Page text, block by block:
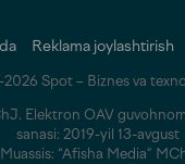
Reklama joylashtirish
Spot – Biznes va
Elektron OAV
sanasi: 2019-yil 13-avgust
Muassis: “Afisha Media”